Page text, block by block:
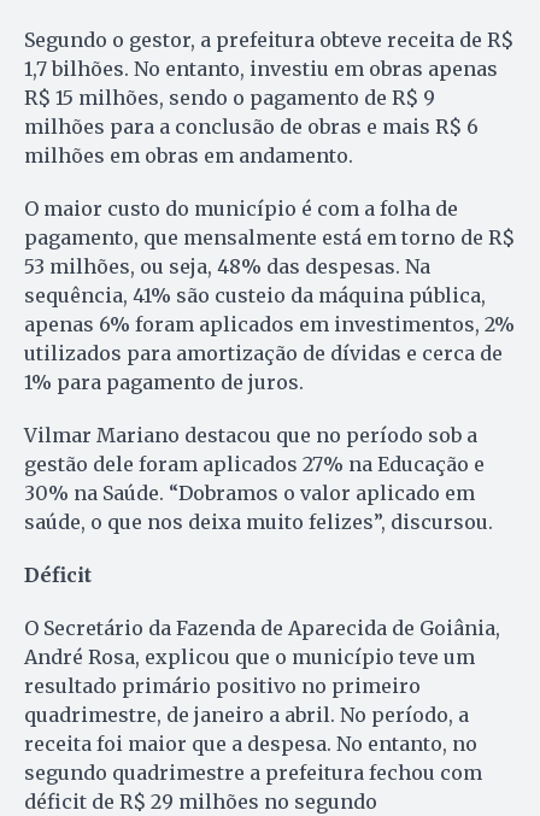
Segundo o gestor, a prefeitura obteve receita de R$
1,7 bilhões. No entanto, investiu em obras apenas
R$ 15 milhões, sendo o pagamento de R$ 9
milhões para a conclusão de obras e mais R$ 6
milhões em obras em andamento.
O maior custo do município é com a folha de
pagamento, que mensalmente está em torno de R$
53 milhões, ou seja, 48% das despesas. Na
sequência, 41% são custeio da máquina pública,
apenas 6% foram aplicados em investimentos, 2%
utilizados para amortização de dívidas e cerca de
1% para pagamento de juros.
Vilmar Mariano destacou que no período sob a
gestão dele foram aplicados 27% na Educação e
30% na Saúde. “Dobramos o valor aplicado em
saúde, o que nos deixa muito felizes”, discursou.
Déficit
O Secretário da Fazenda de Aparecida de Goiânia,
André Rosa, explicou que o município teve um
resultado primário positivo no primeiro
quadrimestre, de janeiro a abril. No período, a
receita foi maior que a despesa. No entanto, no
segundo quadrimestre a prefeitura fechou com
déficit de R$ 29 milhões no segundo